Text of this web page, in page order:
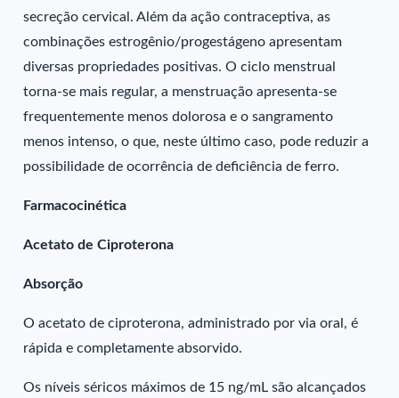
secreção cervical. Além da ação contraceptiva, as
combinações estrogênio/progestágeno apresentam
diversas propriedades positivas. O ciclo menstrual
torna-se mais regular, a menstruação apresenta-se
frequentemente menos dolorosa e o sangramento
menos intenso, o que, neste último caso, pode reduzir a
possibilidade de ocorrência de deficiência de ferro.
Farmacocinética
Acetato de Ciproterona
Absorção
O acetato de ciproterona, administrado por via oral, é
rápida e completamente absorvido.
Os níveis séricos máximos de 15 ng/mL são alcançados